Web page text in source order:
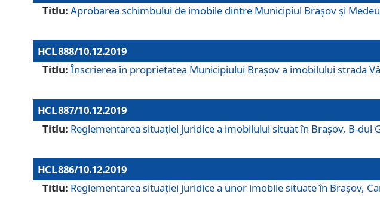
Titlu: Aprobarea schimbului de imobile dintre Municipiul Brașov și
HCL 888/10.12.2019
Titlu: Înscrierea în proprietatea Municipiului Braşov a imobilului strada
HCL 887/10.12.2019
Titlu: Reglementarea situației juridice a imobilului situat în Brașov, B-dul
HCL 886/10.12.2019
Titlu: Reglementarea situaţiei juridice a unor imobile situate în Braşov,